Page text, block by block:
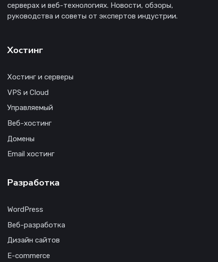
серверах и веб-технологиях. Новости, обзоры,
руководства и советы от экспертов индустрии.
Хостинг
Хостинг и серверы
VPS и Cloud
Управляемый
Веб-хостинг
Домены
Email хостинг
Разработка
WordPress
Веб-разработка
Дизайн сайтов
E-commerce